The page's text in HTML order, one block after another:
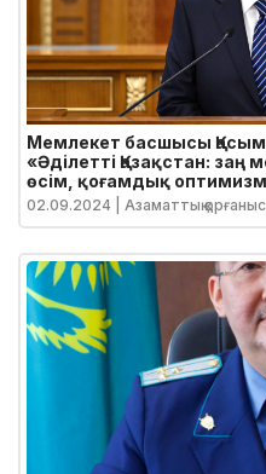
Мемлекет басшысы
«Әділетті Қазақстан: заң
өсім, қоғамдық
Жолдауы
02.09.2024 | Азаматтық қорғаныс